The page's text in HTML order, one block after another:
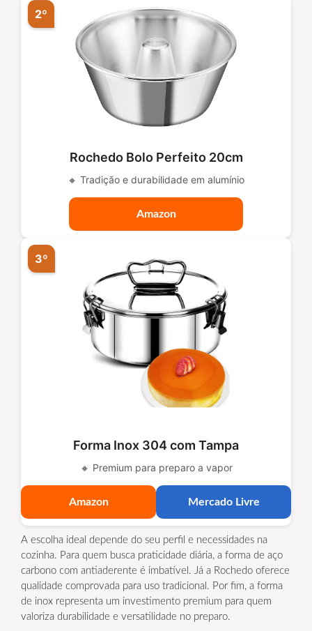
2º
Rochedo Bolo Perfeito 20cm
🔸 Tradição e durabilidade em alumínio
Amazon
3º
Forma Inox 304 com Tampa
🔸 Premium para preparo a vapor
Amazon Mercado Livre
A escolha ideal depende do seu perfil e necessidades na
cozinha. Para quem busca praticidade diária, a forma de aço
carbono com antiaderente é imbatível. Já a Rochedo oferece
qualidade comprovada para uso tradicional. Por fim, a forma
de inox representa um investimento premium para quem
valoriza durabilidade e versatilidade no preparo.